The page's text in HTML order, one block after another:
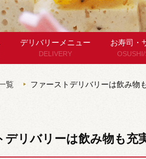
デリバリーメニュー
DELIVERY
カップディッシュ
*個包装タイプ
お寿司・
覧 ファーストデリバリーは飲み物
デリバリーは飲み物も充